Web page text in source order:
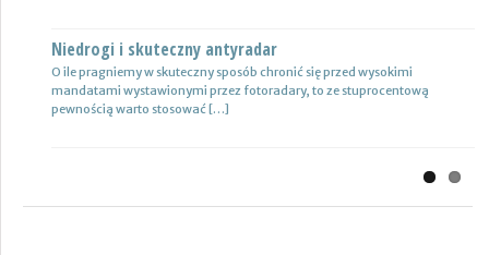
Niedrogi i skuteczny antyradar
O ile pragniemy w skuteczny sposób chronić się przed wysokimi
mandatami wystawionymi przez fotoradary, to ze stuprocentową
pewnością warto stosować […]
Drewutnia z palet na działkę
Wiele osób zastanawia się, jaki rodzaj drewutni ogrodowej sprawdzi
się najlepiej w sytuacji bezpiecznego przechowywania na przykład